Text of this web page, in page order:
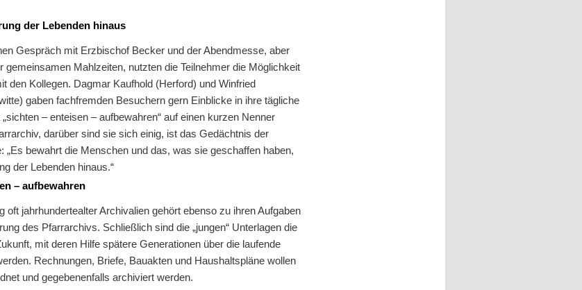
der Lebenden hinaus
Gespräch mit Erzbischof Becker und der Abendmesse, aber
gemeinsamen Mahlzeiten, nutzten die Teilnehmer die Möglichkeit
den Kollegen. Dagmar Kaufhold (Herford) und Winfried
gaben fachfremden Besuchern gern Einblicke in ihre tägliche
– enteisen – aufbewahren“ auf einen kurzen Nenner
darüber sind sie sich einig, ist das Gedächtnis der
„Es bewahrt die Menschen und das, was sie geschaffen haben,
der Lebenden hinaus.“
– aufbewahren
oft jahrhundertealter Archivalien gehört ebenso zu ihren Aufgaben
des Pfarrarchivs. Schließlich sind die „jungen“ Unterlagen die
mit deren Hilfe spätere Generationen über die laufende
Rechnungen, Briefe, Bauakten und Haushaltspläne wollen
und gegebenenfalls archiviert werden.